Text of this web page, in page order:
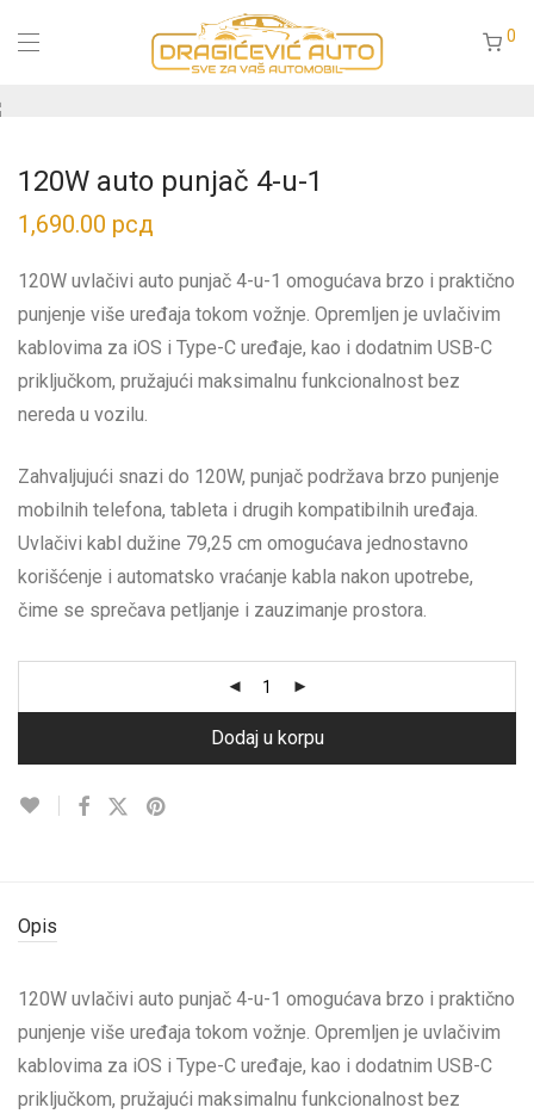
0
120W auto punjač 4-u-1
1,690.00 рсд
120W uvlačivi auto punjač 4-u-1 omogućava brzo i praktično
punjenje više uređaja tokom vožnje. Opremljen je uvlačivim
kablovima za iOS i Type-C uređaje, kao i dodatnim USB-C
priključkom, pružajući maksimalnu funkcionalnost bez
nereda u vozilu.
Zahvaljujući snazi do 120W, punjač podržava brzo punjenje
mobilnih telefona, tableta i drugih kompatibilnih uređaja.
Uvlačivi kabl dužine 79,25 cm omogućava jednostavno
korišćenje i automatsko vraćanje kabla nakon upotrebe,
čime se sprečava petljanje i zauzimanje prostora.
Dodaj u korpu
Opis
120W uvlačivi auto punjač 4-u-1 omogućava brzo i praktično
punjenje više uređaja tokom vožnje. Opremljen je uvlačivim
kablovima za iOS i Type-C uređaje, kao i dodatnim USB-C
priključkom, pružajući maksimalnu funkcionalnost bez